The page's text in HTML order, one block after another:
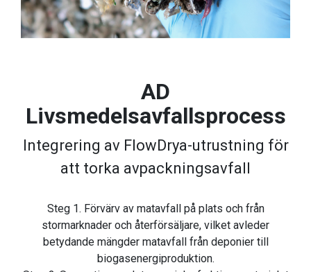
AD
Livsmedelsavfallsprocess
Integrering av FlowDrya-utrustning för
att torka avpackningsavfall
Steg 1. Förvärv av matavfall på plats och från
stormarknader och återförsäljare, vilket avleder
betydande mängder matavfall från deponier till
biogasenergiproduktion.